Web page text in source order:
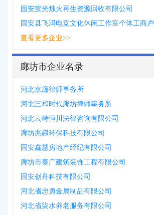
固安萤光烛火再生资源回收有限公司
固安县飞冯电竞文化休闲工作室个体工商户
查看更多企业>>
廊坊市企业名录
河北京廊律师事务所
河北三和时代廊坊律师事务所
河北云峙恒川法律咨询有限公司
廊坊兆疆环保科技有限公司
固安鑫慧房地产经纪有限公司
廊坊市泰广建筑装饰工程有限公司
固安创舟科技有限公司
河北省忠勇金属制品有限公司
河北省柒水养老服务有限公司